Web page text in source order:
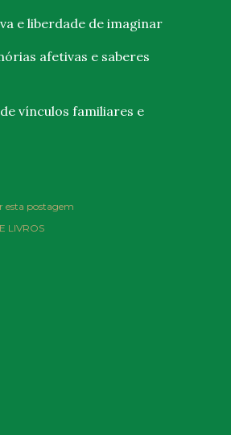
e liberdade de imaginar
afetivas e saberes
vínculos familiares e
esta postagem
LIVROS